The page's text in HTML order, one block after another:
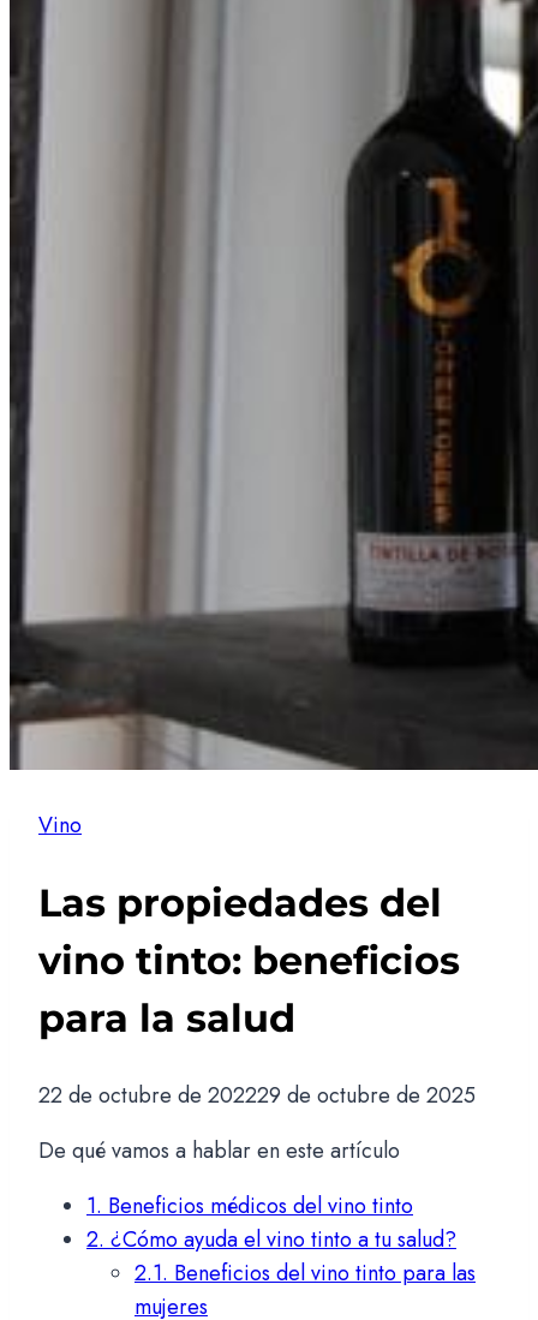
Vino
Las propiedades del
vino tinto: beneficios
para la salud
22 de octubre de 202229 de octubre de 2025
De qué vamos a hablar en este artículo
1.Beneficios médicos del vino tinto
2.¿Cómo ayuda el vino tinto a tu salud?
2.1.Beneficios del vino tinto para las
mujeres